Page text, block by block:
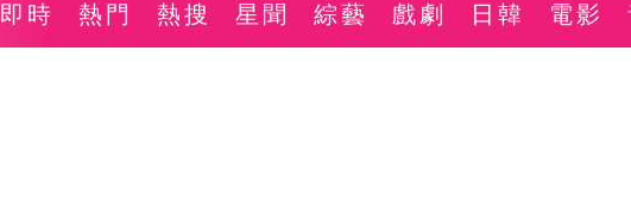
即時 熱門 熱搜 星聞 綜藝 戲劇 日韓 電影